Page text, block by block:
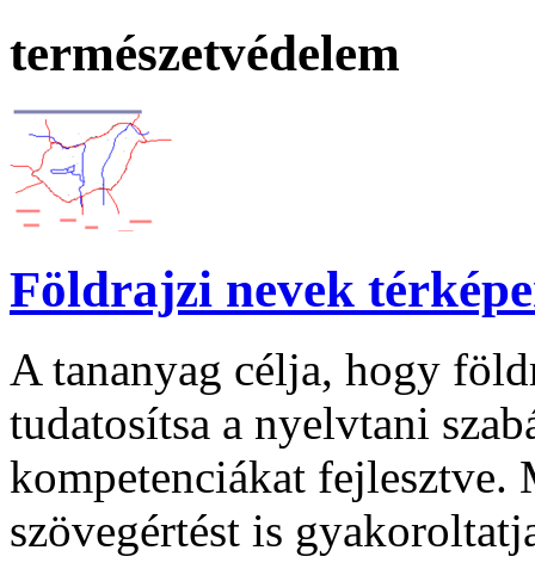
természetvédelem
Földrajzi nevek
A tananyag célja, hogy
tudatosítsa a nyelvtani
kompetenciákat fejlesztve.
szövegértést is